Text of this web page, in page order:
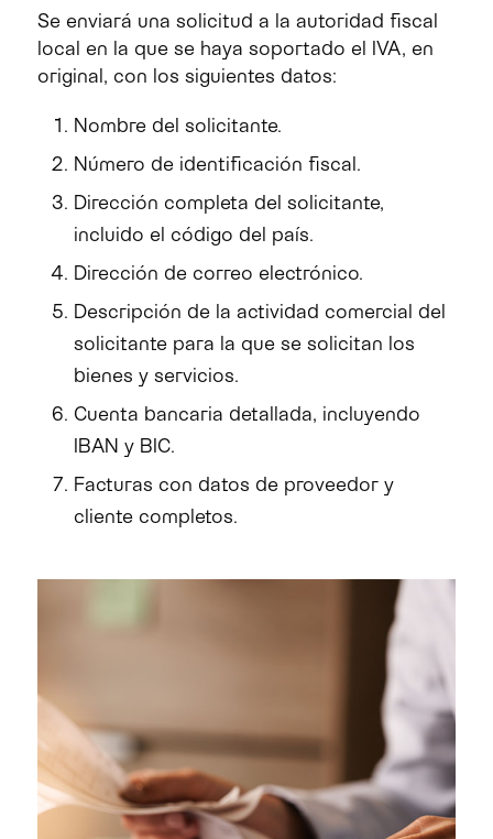
Se enviará una solicitud a la autoridad fiscal
local en la que se haya soportado el IVA, en
original, con los siguientes datos:
Nombre del solicitante.
Número de identificación fiscal.
Dirección completa del solicitante,
incluido el código del país.
Dirección de correo electrónico.
Descripción de la actividad comercial del
solicitante para la que se solicitan los
bienes y servicios.
Cuenta bancaria detallada, incluyendo
IBAN y BIC.
Facturas con datos de proveedor y
cliente completos.